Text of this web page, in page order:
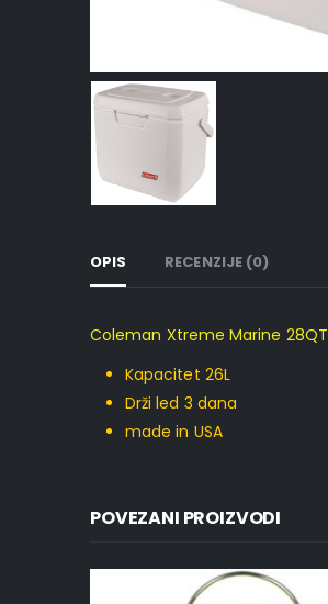
OPIS RECENZIJE (0)
Coleman Xtreme Marine 28QT
Kapacitet 26L
Drži led 3 dana
made in USA
POVEZANI PROIZVODI